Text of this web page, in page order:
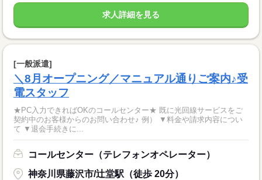
求人詳細を見る
[一般派遣]
＼8月オープニング／マニュアル通りご案内♪受
電スタッフ
★PC入力できればOKのコールセンター★ 既に光回線サービスをご
契約中のお客様からのお問い合わせ♪ 例） ▼料金や請求内容につい
て ▼退会手続きに...
コールセンター（テレフォンオペレーター）
神奈川県藤沢市/辻堂駅（徒歩 20分）